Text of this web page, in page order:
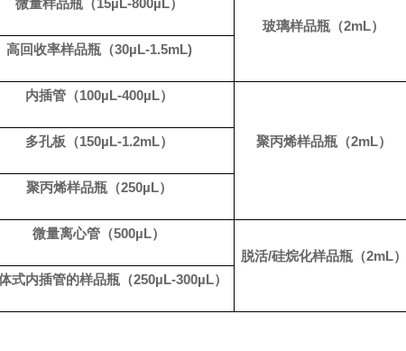
微量样品瓶（15µL-800µL）
玻璃样品瓶（2mL）
高回收率样品瓶（30µL-1.5mL)
内插管（100µL-400µL）
聚丙烯样品瓶（2mL）
多孔板（150µL-1.2mL）
聚丙烯样品瓶（250µL）
微量离心管（500µL）
脱活/硅烷化样品瓶（2mL）
式内插管的样品瓶（250µL-300µL）